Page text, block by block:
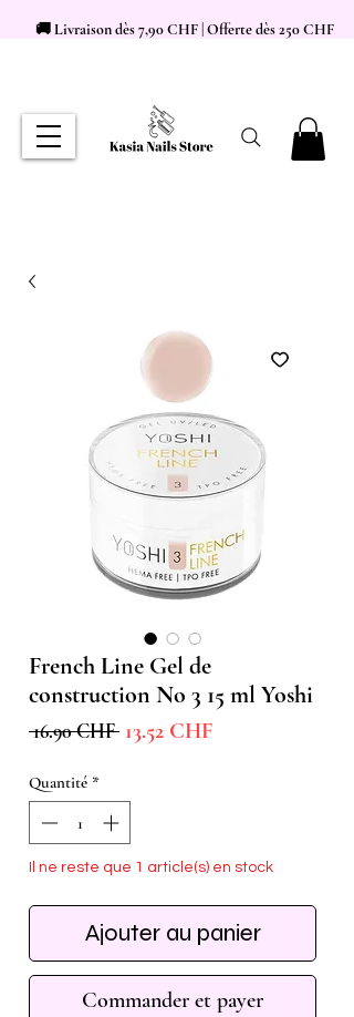
🚚 Livraison dès 7,90 CHF | Offerte dès 250 CHF
French Line Gel de
construction No 3 15 ml Yoshi
16.90 CHF Prix
13.52 CHFPrix
Quantité *
Il ne reste que 1 article(s) en stock
Ajouter au panier
Commander et payer